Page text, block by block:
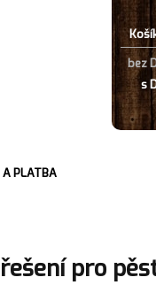
bez
s
A PLATBA
pro